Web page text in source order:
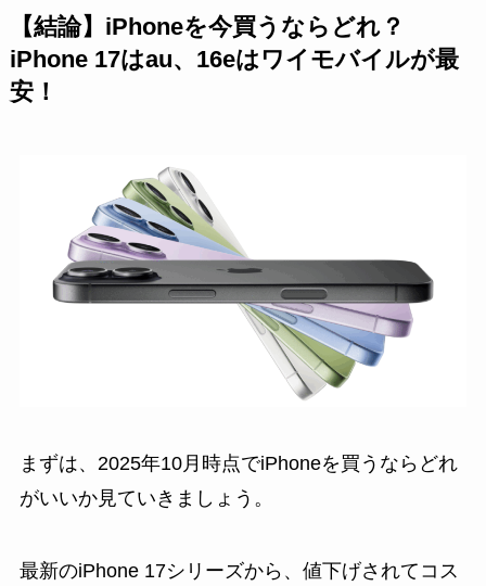
【結論】iPhoneを今買うならどれ？
iPhone 17はau、16eはワイモバイルが最
安！
まずは、2025年10月時点でiPhoneを買うならどれ
がいいか見ていきましょう。
最新のiPhone 17シリーズから、値下げされてコス